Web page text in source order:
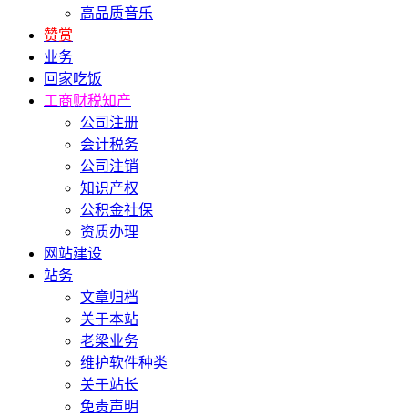
高品质音乐
赞赏
业务
回家吃饭
工商财税知产
公司注册
会计税务
公司注销
知识产权
公积金社保
资质办理
网站建设
站务
文章归档
关于本站
老梁业务
维护软件种类
关于站长
免责声明